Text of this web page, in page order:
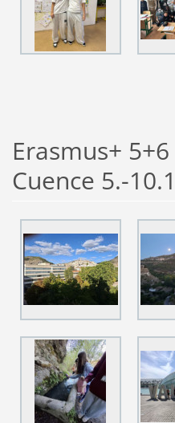
Erasmus+
Cuence 5.-